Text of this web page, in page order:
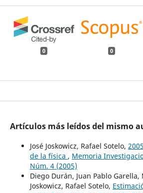
0 0
Artículos más leídos del mismo
José Joskowicz, Rafael Sotelo,
de la física , Memoria
Núm. 4 (2005)
Diego Durán, Juan Pablo Garella,
Joskowicz, Rafael Sotelo,